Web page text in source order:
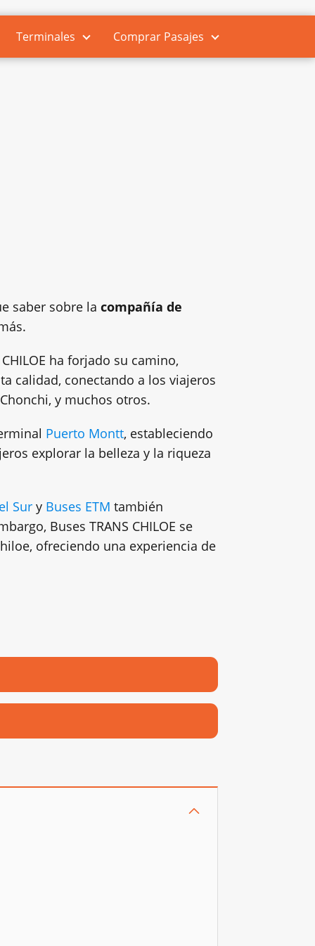
Terminales Comprar Pasajes
saber sobre la compañía de
ha forjado su camino,
calidad, conectando a los viajeros
y muchos otros.
Puerto Montt, estableciendo
explorar la belleza y la riqueza
Sur y Buses ETM también
Buses TRANS CHILOE se
ofreciendo una experiencia de